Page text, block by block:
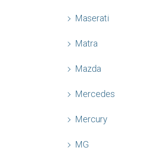
Maserati
Matra
Mazda
Mercedes
Mercury
MG